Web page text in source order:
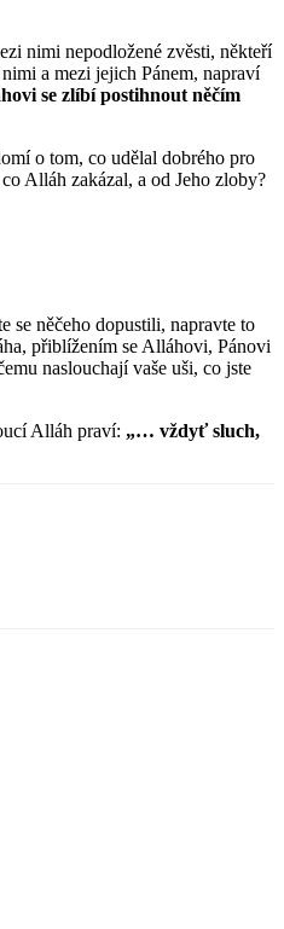
nimi nepodložené zvěsti, někteří
a mezi jejich Pánem, napraví
se zlíbí postihnout něčím
o tom, co udělal dobrého pro
Alláh zakázal, a od Jeho zloby?
se něčeho dopustili, napravte to
přiblížením se Alláhovi, Pánovi
naslouchají vaše uši, co jste
Alláh praví: „… vždyť sluch,